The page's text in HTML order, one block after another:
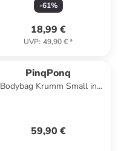
-61%
18,99 €
UVP: 49,90 €*
PinqPonq
Bodybag Krumm Small in
59,90 €